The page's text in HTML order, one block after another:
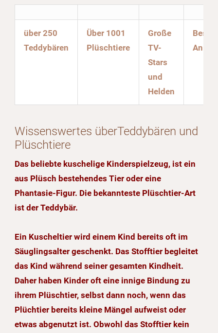
über 250
Teddybären
Über 1001
Plüschtiere
Große
TV-
Stars
und
Helden
Wissenswertes überTeddybären und
Plüschtiere
Das beliebte kuschelige Kinderspielzeug, ist ein
aus Plüsch bestehendes Tier oder eine
Phantasie-Figur. Die bekannteste Plüschtier-Art
ist der Teddybär.
Ein Kuscheltier wird einem Kind bereits oft im
Säuglingsalter geschenkt. Das Stofftier begleitet
das Kind während seiner gesamten Kindheit.
Daher haben Kinder oft eine innige Bindung zu
ihrem Plüschtier, selbst dann noch, wenn das
Plüchtier bereits kleine Mängel aufweist oder
etwas abgenutzt ist. Obwohl das Stofftier kein